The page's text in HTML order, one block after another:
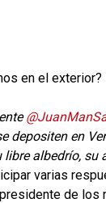
en el
depositen en
albedrío,
varias
de